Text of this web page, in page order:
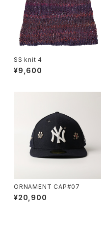
SS knit 4
¥9,600
ORNAMENT CAP#07
¥20,900